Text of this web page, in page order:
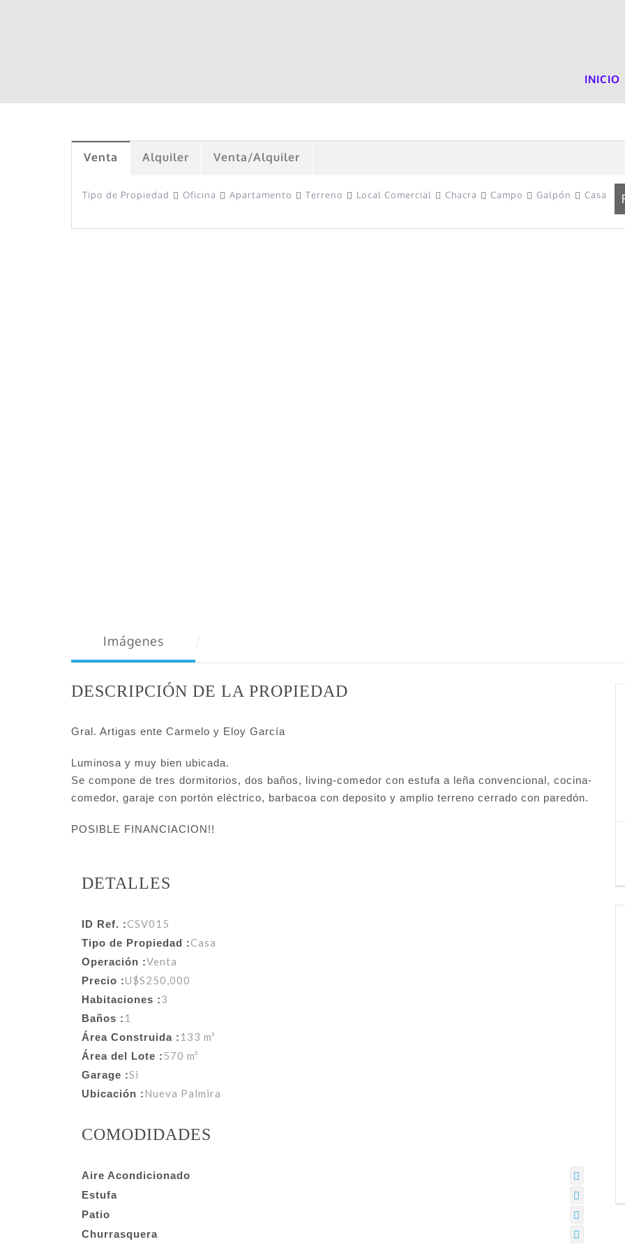
INICIO
Venta Alquiler Venta/Alquiler
Tipo de Propiedad Oficina Apartamento Terreno Local Comercial Chacra Campo Galpón Casa
Imágenes
DESCRIPCIÓN DE LA PROPIEDAD
Gral. Artigas ente Carmelo y Eloy García
Luminosa y muy bien ubicada.
Se compone de tres dormitorios, dos baños, living-comedor con estufa a leña convencional, cocina-
comedor, garaje con portón eléctrico, barbacoa con deposito y amplio terreno cerrado con paredón.
POSIBLE FINANCIACION!!
DETALLES
ID Ref. :CSV015
Tipo de Propiedad :Casa
Operación :Venta
Precio :U$S250,000
Habitaciones :3
Baños :1
Área Construida :133 m²
Área del Lote :570 m²
Garage :Si
Ubicación :Nueva Palmira
COMODIDADES
Aire Acondicionado
Estufa
Patio
Churrasquera